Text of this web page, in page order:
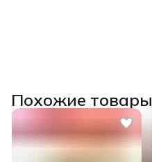
Похожие товары